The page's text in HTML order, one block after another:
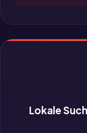
Lokale